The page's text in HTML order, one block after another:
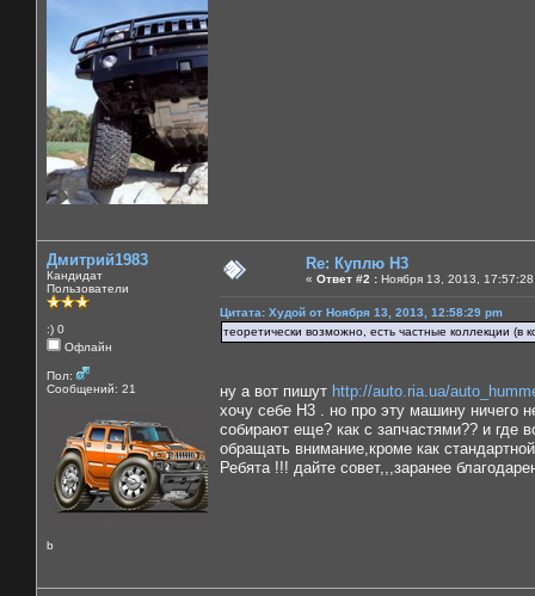
Дмитрий1983
Кандидат
Пользователи
:) 0
Офлайн
Пол:
Сообщений: 21
b
Re: Куплю H3
« Ответ #2 : Ноября 13, 2013,
Цитата: Худой от Ноября 13, 2013, 12:58:29 pm
теоретически возможно, есть частные коллекции (в
ну а вот пишут http://auto.ria.ua/
хочу себе H3 . но про эту машину ничего
собирают еще? как с запчастями?? и где
обращать внимание,кроме как
Ребята !!! дайте совет,,,заранее